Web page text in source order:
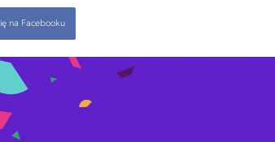
na Facebooku